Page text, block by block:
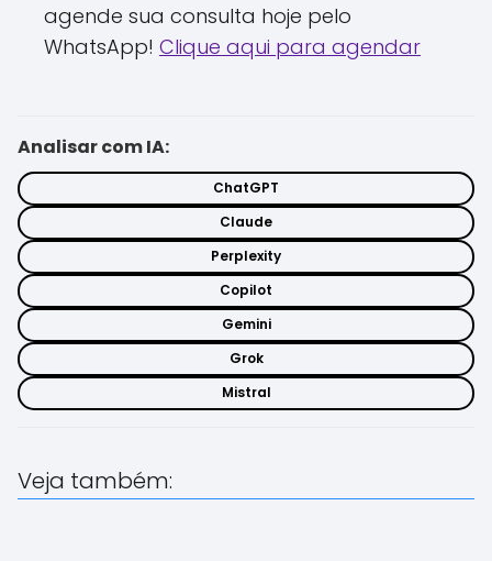
agende sua consulta hoje pelo
WhatsApp! Clique aqui para agendar
Analisar com IA:
ChatGPT
Claude
Perplexity
Copilot
Gemini
Grok
Mistral
Veja também: